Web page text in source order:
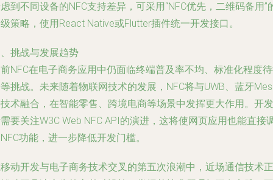
到不同设备的NFC支持差异，可采用“NFC优先，二维码备用”
策略，使用React Native或Flutter插件统一开发接口。
挑战与发展趋势
NFC在电子商务应用中仍面临终端普及率不均、标准化程度
挑战。未来随着物联网技术的发展，NFC将与UWB、蓝牙
术融合，在智能零售、跨境电商等场景中发挥更大作用。开发
要关注W3C Web NFC API的演进，这将使网页应用也能直接
功能，进一步降低开发门槛。
动开发与电子商务技术交叉的第五次浪潮中，近场通信技术正